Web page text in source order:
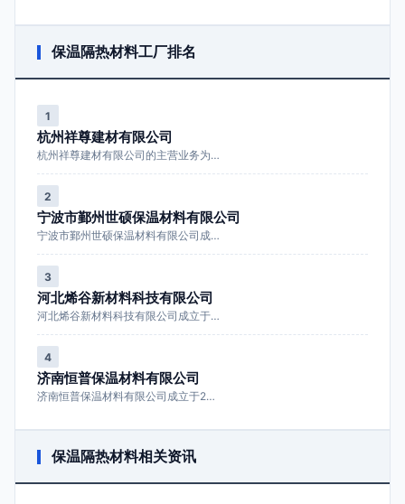
保温隔热材料工厂排名
1
杭州祥尊建材有限公司
杭州祥尊建材有限公司的主营业务为…
2
宁波市鄞州世硕保温材料有限公司
宁波市鄞州世硕保温材料有限公司成…
3
河北烯谷新材料科技有限公司
河北烯谷新材料科技有限公司成立于…
4
济南恒普保温材料有限公司
济南恒普保温材料有限公司成立于2…
保温隔热材料相关资讯